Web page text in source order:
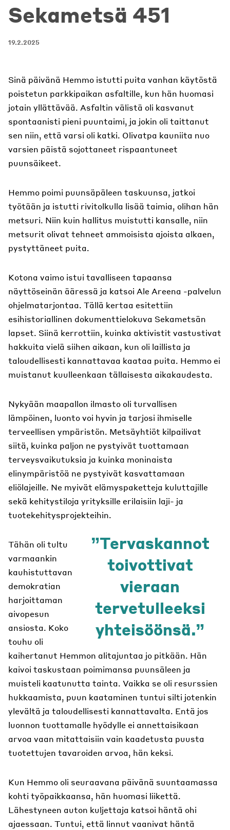
Sekametsä 451
19.2.2025
Sinä päivänä Hemmo istutti puita vanhan käytöstä
poistetun parkkipaikan asfaltille, kun hän huomasi
jotain yllättävää. Asfaltin välistä oli kasvanut
spontaanisti pieni puuntaimi, ja jokin oli taittanut
sen niin, että varsi oli katki. Olivatpa kauniita nuo
varsien päistä sojottaneet rispaantuneet
puunsäikeet.
Hemmo poimi puunsäpäleen taskuunsa, jatkoi
työtään ja istutti rivitolkulla lisää taimia, olihan hän
metsuri. Niin kuin hallitus muistutti kansalle, niin
metsurit olivat tehneet ammoisista ajoista alkaen,
pystyttäneet puita.
Kotona vaimo istui tavalliseen tapaansa
näyttöseinän ääressä ja katsoi Ale Areena -palvelun
ohjelmatarjontaa. Tällä kertaa esitettiin
esihistoriallinen dokumenttielokuva Sekametsän
lapset. Siinä kerrottiin, kuinka aktivistit vastustivat
hakkuita vielä siihen aikaan, kun oli laillista ja
taloudellisesti kannattavaa kaataa puita. Hemmo ei
muistanut kuulleenkaan tällaisesta aikakaudesta.
Nykyään maapallon ilmasto oli turvallisen
lämpöinen, luonto voi hyvin ja tarjosi ihmiselle
terveellisen ympäristön. Metsäyhtiöt kilpailivat
siitä, kuinka paljon ne pystyivät tuottamaan
terveysvaikutuksia ja kuinka moninaista
elinympäristöä ne pystyivät kasvattamaan
eliölajeille. Ne myivät elämyspaketteja kuluttajille
sekä kehitystiloja yrityksille erilaisiin laji- ja
tuotekehitysprojekteihin.
Tervaskannot
toivottivat
vieraan
tervetulleeksi
yhteisöönsä.
Tähän oli tultu
varmaankin
kauhistuttavan
demokratian
harjoittaman
aivopesun
ansiosta. Koko
touhu oli
kaihertanut Hemmon alitajuntaa jo pitkään. Hän
kaivoi taskustaan poimimansa puunsäleen ja
muisteli kaatunutta tainta. Vaikka se oli resurssien
hukkaamista, puun kaataminen tuntui silti jotenkin
ylevältä ja taloudellisesti kannattavalta. Entä jos
luonnon tuottamalle hyödylle ei annettaisikaan
arvoa vaan mitattaisiin vain kaadetusta puusta
tuotettujen tavaroiden arvoa, hän keksi.
Kun Hemmo oli seuraavana päivänä suuntaamassa
kohti työpaikkaansa, hän huomasi liikettä.
Lähestyneen auton kuljettaja katsoi häntä ohi
ajaessaan. Tuntui, että linnut vaanivat häntä